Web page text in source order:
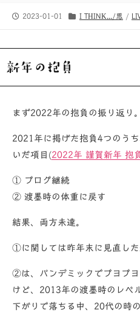
公
2023-01-01
カ
リ
I THINK.../思 /
新年の抱負
まず2022年の抱負の振り返り。
2021年に掲げた抱負4つのう
いだ項目(2022年 謹賀新年 抱
① ブログ継続
② 渡墨時の体重に戻す
結果、両方未達。
①に関しては昨年末に見直し
②は、パンデミックでブヨブ
けど、2013年の渡墨時のレベ
下がりで落ちる中、20代の時